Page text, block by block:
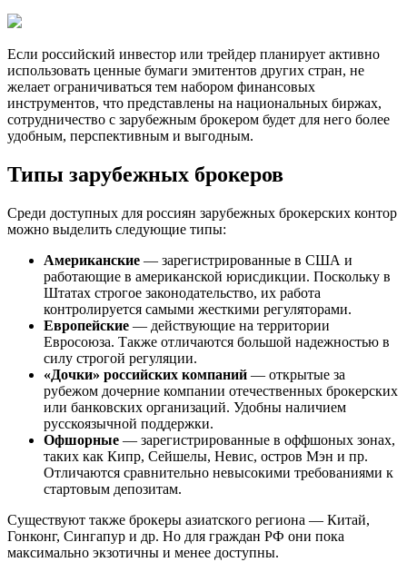
Если российский инвестор или трейдер планирует активно
использовать ценные бумаги эмитентов других стран, не
желает ограничиваться тем набором финансовых
инструментов, что представлены на национальных биржах,
сотрудничество с зарубежным брокером будет для него более
удобным, перспективным и выгодным.
Типы зарубежных брокеров
Среди доступных для россиян зарубежных брокерских контор
можно выделить следующие типы:
Американские — зарегистрированные в США и
работающие в американской юрисдикции. Поскольку в
Штатах строгое законодательство, их работа
контролируется самыми жесткими регуляторами.
Европейские — действующие на территории
Евросоюза. Также отличаются большой надежностью в
силу строгой регуляции.
«Дочки» российских компаний — открытые за
рубежом дочерние компании отечественных брокерских
или банковских организаций. Удобны наличием
русскоязычной поддержки.
Офшорные — зарегистрированные в оффшоных зонах,
таких как Кипр, Сейшелы, Невис, остров Мэн и пр.
Отличаются сравнительно невысокими требованиями к
стартовым депозитам.
Существуют также брокеры азиатского региона — Китай,
Гонконг, Сингапур и др. Но для граждан РФ они пока
максимально экзотичны и менее доступны.